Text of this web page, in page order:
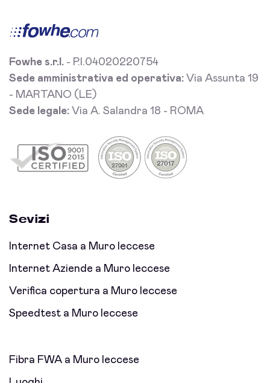
Fowhe s.r.l. - P.I.04020220754
Sede amministrativa ed operativa: Via Assunta 19
- MARTANO (LE)
Sede legale: Via A. Salandra 18 - ROMA
Sevizi
Internet Casa a Muro leccese
Internet Aziende a Muro leccese
Verifica copertura a Muro leccese
Speedtest a Muro leccese
Fibra FWA a Muro leccese